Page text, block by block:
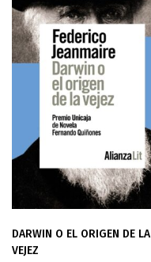
DARWIN O EL ORIGEN DE LA
VEJEZ